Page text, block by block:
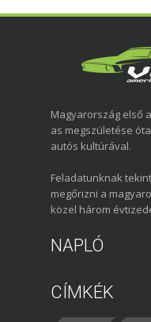
Magyarország első
as megszületése
autós kultúrával.
Feladatunknak
megőrizni a
közel három
NAPLÓ
CÍMKÉK